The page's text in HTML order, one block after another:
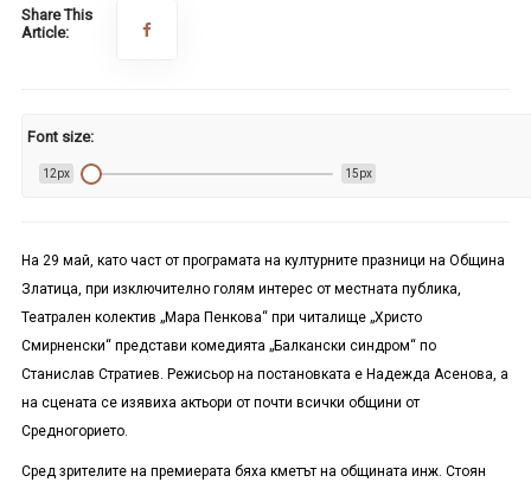
Share This
Article:
Font size:
12px 15px
На 29 май, като част от програмата на културните празници на Община
Златица, при изключително голям интерес от местната публика,
Театрален колектив „Мара Пенкова“ при читалище „Христо
Смирненски“ представи комедията „Балкански синдром“ по
Станислав Стратиев. Режисьор на постановката е Надежда Асенова, а
на сцената се изявиха актьори от почти всички общини от
Средногорието.
Сред зрителите на премиерата бяха кметът на общината инж. Стоян